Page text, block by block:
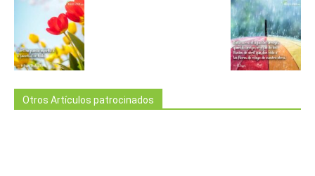
Otros Artículos patrocinados